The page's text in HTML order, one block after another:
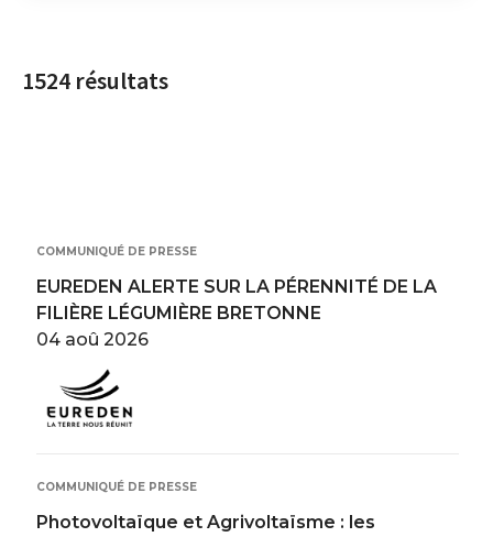
1524 résultats
COMMUNIQUÉ DE PRESSE
EUREDEN ALERTE SUR LA PÉRENNITÉ DE LA
FILIÈRE LÉGUMIÈRE BRETONNE
04 aoû 2026
COMMUNIQUÉ DE PRESSE
Photovoltaïque et Agrivoltaïsme : les